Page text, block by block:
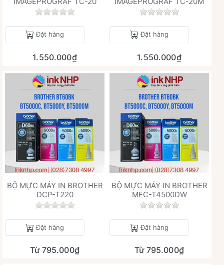
Chưa có đánh giá nào cho sản phẩm này.
Đặt hàng
1.550.000₫
Chưa có đánh giá
Đặt hàng
1.550.000₫
BỘ MỰC MÁY IN BROTHER
DCP-T220
Chưa có đánh giá nào cho sản phẩm này.
Đặt hàng
Từ 795.000₫
BỘ MỰC MÁY IN BROTHER
MFC-T4500DW
Chưa có đánh giá
Đặt hàng
Từ 795.000₫